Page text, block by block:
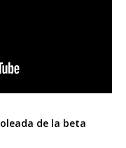
de la beta